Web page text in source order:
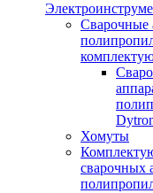
Сварочные
Хомуты
сварочных